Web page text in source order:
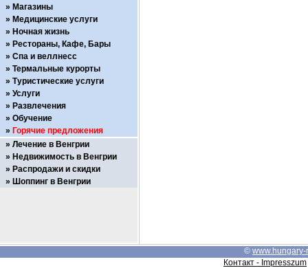
Магазины
Медицинские услуги
Ночная жизнь
Рестораны, Кафе, Бары
Спа и веллнесс
Термальные курорты
Туристические услуги
Услуги
Развлечения
Обучение
Горячие предложения
Лечение в Венгрии
Недвижимость в Венгрии
Распродажи и скидки
Шоппинг в Венгрии
© www.hungary-
Контакт - Impresszum